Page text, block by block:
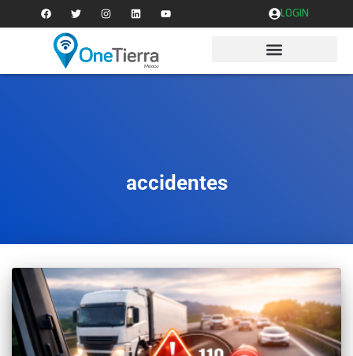
LOGIN
accidentes